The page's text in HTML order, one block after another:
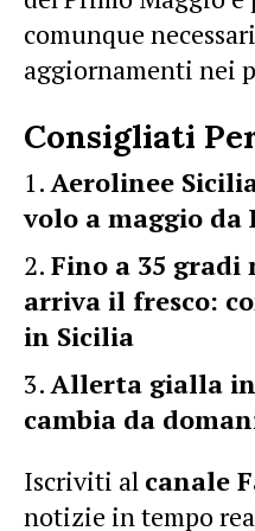
comunque
aggiornamenti nei
Consigliati
Aerolinee
volo a maggio da
Fino a 35
arriva il fresco:
in Sicilia
Allerta gialla
cambia da
Iscriviti al canale
notizie in tempo